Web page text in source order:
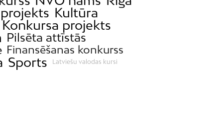
Kultūra
Konkursa projekts
Pilsēta attīstās
Finansēšanas konkurss
Sports Latviešu valodas kursi